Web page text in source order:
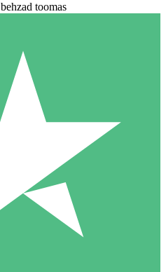
behzad toomas